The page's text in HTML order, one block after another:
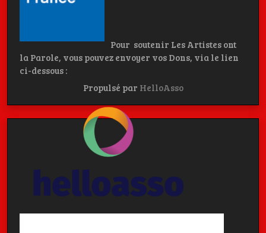
Pour soutenir Les Artistes ont
la Parole, vous pouvez envoyer vos Dons, via le lien
ci-dessous :
Propulsé par HelloAsso